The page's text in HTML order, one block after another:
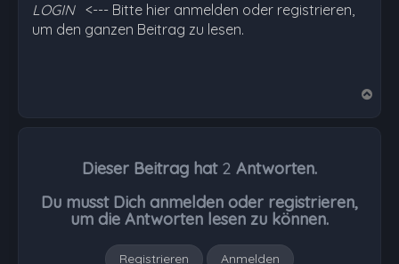
LOGIN <--- Bitte hier anmelden oder registrieren,
um den ganzen Beitrag zu lesen.
Dieser Beitrag hat 2 Antworten.
Du musst Dich anmelden oder registrieren,
um die Antworten lesen zu können.
Registrieren Anmelden